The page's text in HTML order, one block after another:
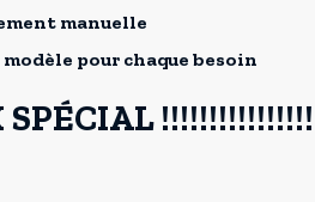
manuelle
pour chaque besoin